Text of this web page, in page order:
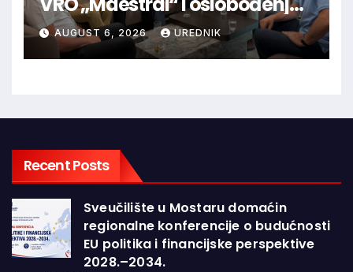
Jajca uz pokroviteljstvo HNS-a
BiHAUGUST 6, 2026 UREDNIK
Recent Posts
Sveučilište u Mostaru domaćin
regionalne konferencije o budućnosti
EU politika i financijske perspektive
2028.–2034.